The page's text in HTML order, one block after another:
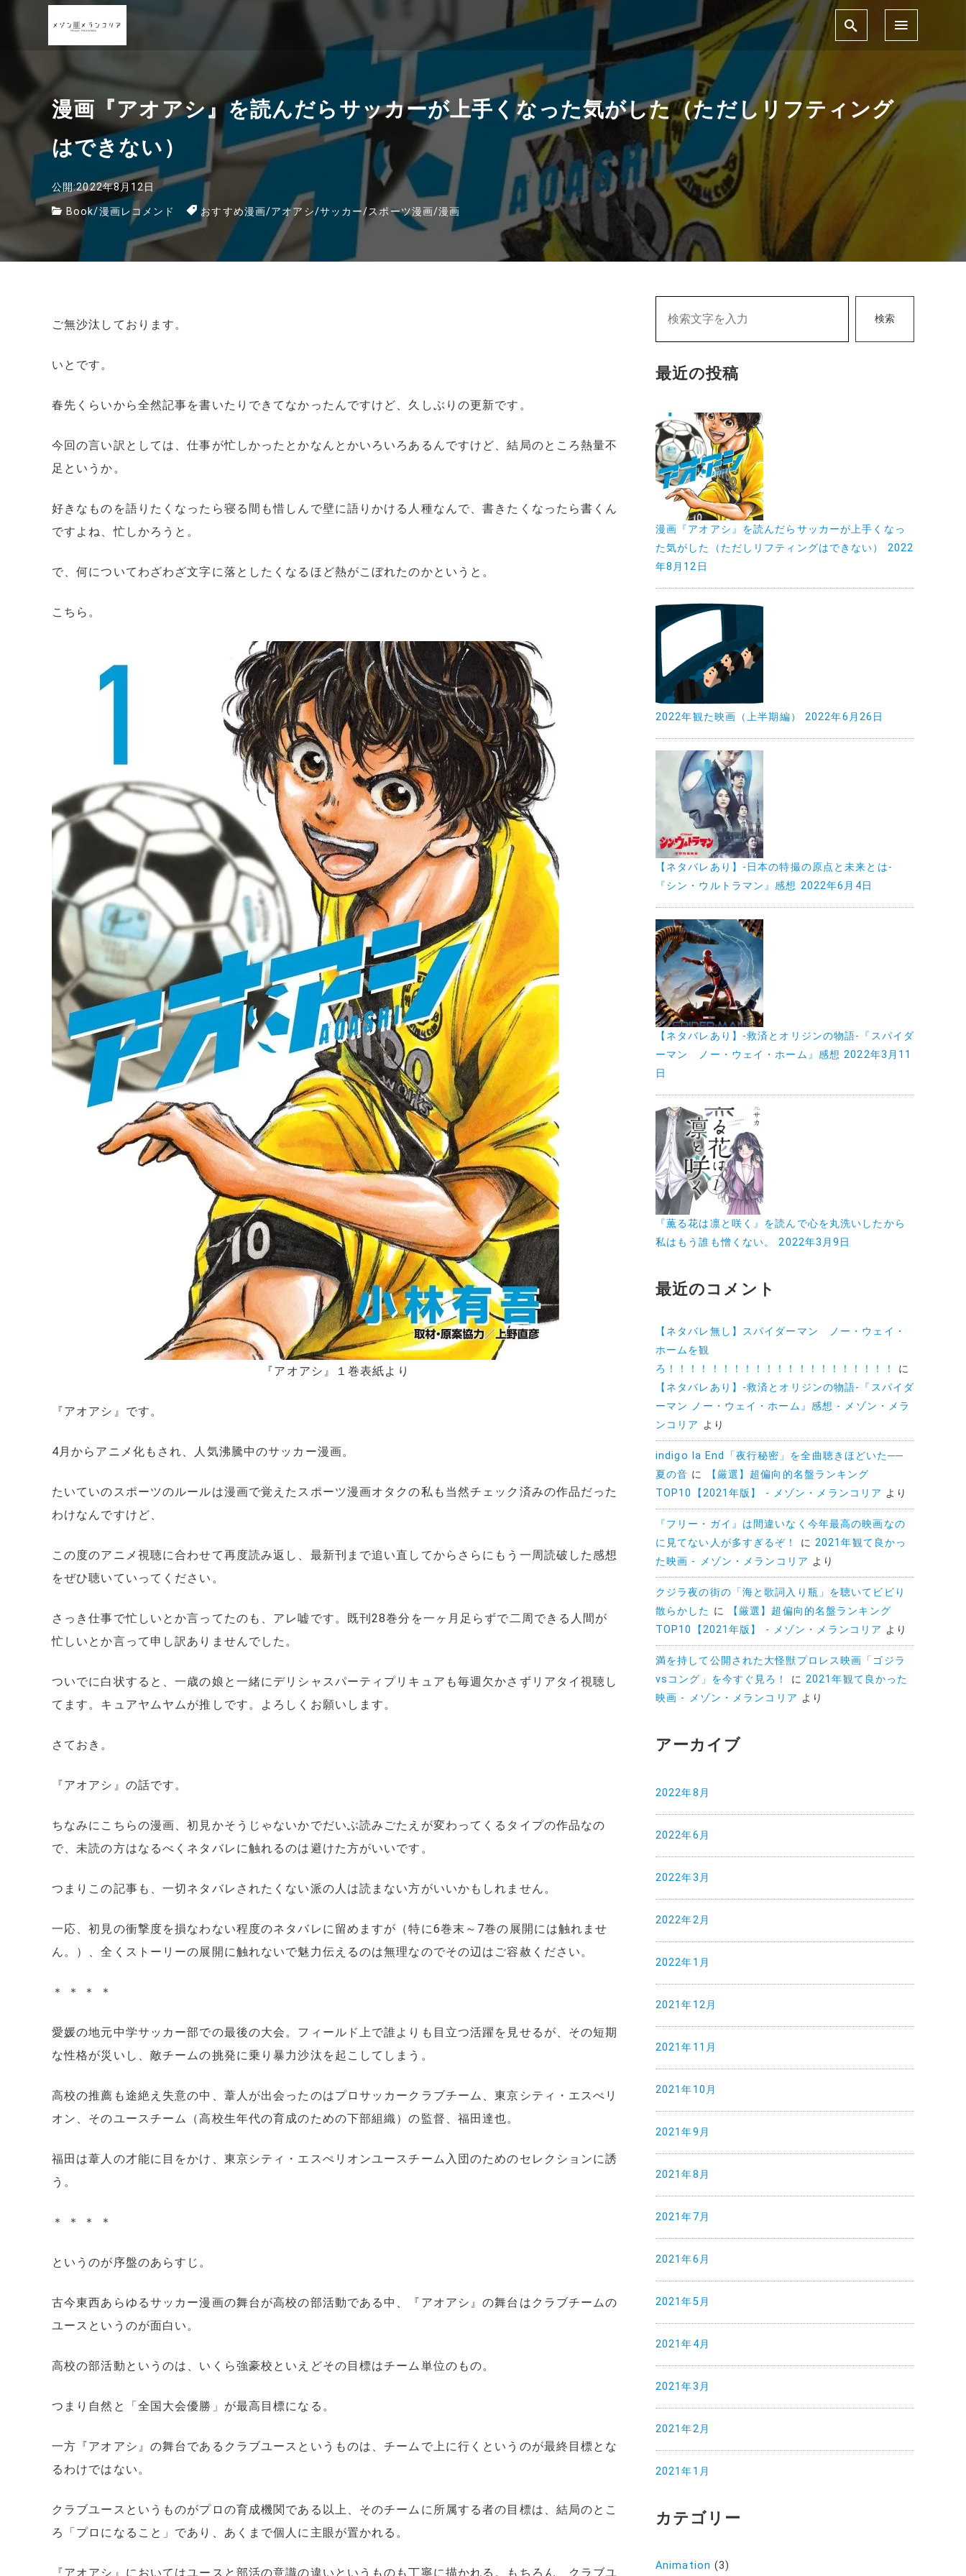
漫画『アオアシ』を読んだらサッカーが上手くなった気がした（ただしリフティング
はできない）
公開:2022年8月12日
Book/漫画レコメンド おすすめ漫画/アオアシ/サッカー/スポーツ漫画/漫画
ご無沙汰しております。
いとです。
春先くらいから全然記事を書いたりできてなかったんですけど、久しぶりの更新です。
今回の言い訳としては、仕事が忙しかったとかなんとかいろいろあるんですけど、結局のところ熱量不
足というか。
好きなものを語りたくなったら寝る間も惜しんで壁に語りかける人種なんで、書きたくなったら書くん
ですよね、忙しかろうと。
で、何についてわざわざ文字に落としたくなるほど熱がこぼれたのかというと。
こちら。
『アオアシ』１巻表紙より
『アオアシ』です。
4月からアニメ化もされ、人気沸騰中のサッカー漫画。
たいていのスポーツのルールは漫画で覚えたスポーツ漫画オタクの私も当然チェック済みの作品だった
わけなんですけど、
この度のアニメ視聴に合わせて再度読み返し、最新刊まで追い直してからさらにもう一周読破した感想
をぜひ聴いていってください。
さっき仕事で忙しいとか言ってたのも、アレ嘘です。既刊28巻分を一ヶ月足らずで二周できる人間が
忙しいとか言って申し訳ありませんでした。
ついでに白状すると、一歳の娘と一緒にデリシャスパーティプリキュアも毎週欠かさずリアタイ視聴し
てます。キュアヤムヤムが推しです。よろしくお願いします。
さておき。
『アオアシ』の話です。
ちなみにこちらの漫画、初見かそうじゃないかでだいぶ読みごたえが変わってくるタイプの作品なの
で、未読の方はなるべくネタバレに触れるのは避けた方がいいです。
つまりこの記事も、一切ネタバレされたくない派の人は読まない方がいいかもしれません。
一応、初見の衝撃度を損なわない程度のネタバレに留めますが（特に6巻末～7巻の展開には触れませ
ん。）、全くストーリーの展開に触れないで魅力伝えるのは無理なのでその辺はご容赦ください。
＊ ＊ ＊ ＊
愛媛の地元中学サッカー部での最後の大会。フィールド上で誰よりも目立つ活躍を見せるが、その短期
な性格が災いし、敵チームの挑発に乗り暴力沙汰を起こしてしまう。
高校の推薦も途絶え失意の中、葦人が出会ったのはプロサッカークラブチーム、東京シティ・エスぺリ
オン、そのユースチーム（高校生年代の育成のための下部組織）の監督、福田達也。
福田は葦人の才能に目をかけ、東京シティ・エスぺリオンユースチーム入団のためのセレクションに誘
う。
＊ ＊ ＊ ＊
というのが序盤のあらすじ。
古今東西あらゆるサッカー漫画の舞台が高校の部活動である中、『アオアシ』の舞台はクラブチームの
ユースというのが面白い。
高校の部活動というのは、いくら強豪校といえどその目標はチーム単位のもの。
つまり自然と「全国大会優勝」が最高目標になる。
一方『アオアシ』の舞台であるクラブユースというものは、チームで上に行くというのが最終目標とな
るわけではない。
クラブユースというものがプロの育成機関である以上、そのチームに所属する者の目標は、結局のとこ
ろ「プロになること」であり、あくまで個人に主眼が置かれる。
『アオアシ』においてはユースと部活の意識の違いというものも丁寧に描かれる。もちろん、クラブユ
検索
最近の投稿
漫画『アオアシ』を読んだらサッカーが上手くなっ
た気がした（ただしリフティングはできない）
2022
年8月12日
2022年観た映画（上半期編） 2022年6月26日
【ネタバレあり】-日本の特撮の原点と未来とは-
『シン・ウルトラマン』感想 2022年6月4日
【ネタバレあり】-救済とオリジンの物語-『スパイダ
ーマン ノー・ウェイ・ホーム』感想 2022年3月11
日
『薫る花は凛と咲く』を読んで心を丸洗いしたから
私はもう誰も憎くない。
2022年3月9日
最近のコメント
【ネタバレ無し】スパイダーマン ノー・ウェイ・
ホームを観
ろ！！！！！！！！！！！！！！！！！！！！！
に
【ネタバレあり】-救済とオリジンの物語-『スパイダ
ーマン ノー・ウェイ・ホーム』感想 - メゾン・メラ
ンコリア より
indigo la End「夜行秘密」を全曲聴きほどいた──
夏の音 に
【厳選】超偏向的名盤ランキング
TOP10【2021年版】 - メゾン・メランコリア より
『フリー・ガイ』は間違いなく今年最高の映画なの
に見てない人が多すぎるぞ！
に 2021年観て良かっ
た映画 - メゾン・メランコリア より
クジラ夜の街の「海と歌詞入り瓶」を聴いてビビり
散らかした に
【厳選】超偏向的名盤ランキング
TOP10【2021年版】 - メゾン・メランコリア より
満を持して公開された大怪獣プロレス映画「ゴジラ
vsコング」を今すぐ見ろ！
に 2021年観て良かった
映画 - メゾン・メランコリア より
アーカイブ
2022年8月
2022年6月
2022年3月
2022年2月
2022年1月
2021年12月
2021年11月
2021年10月
2021年9月
2021年8月
2021年7月
2021年6月
2021年5月
2021年4月
2021年3月
2021年2月
2021年1月
カテゴリー
Animation (3)